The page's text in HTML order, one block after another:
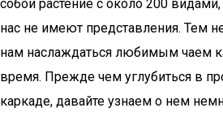
собой растение с около 200
нас не имеют представления. Тем
нам наслаждаться любимым чаем
время. Прежде чем углубиться в
каркаде, давайте узнаем о нем